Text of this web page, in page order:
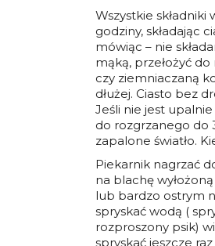
Wszystkie składniki
godziny, składając
mówiąc – nie
mąką, przełożyć
czy ziemniaczaną
dłużej. Ciasto bez
Jeśli nie jest
do rozgrzanego do
zapalone światło.
Piekarnik nagrzać
na blachę
lub bardzo ostrym
spryskać wodą (
rozproszony psik)
spryskać jeszcze